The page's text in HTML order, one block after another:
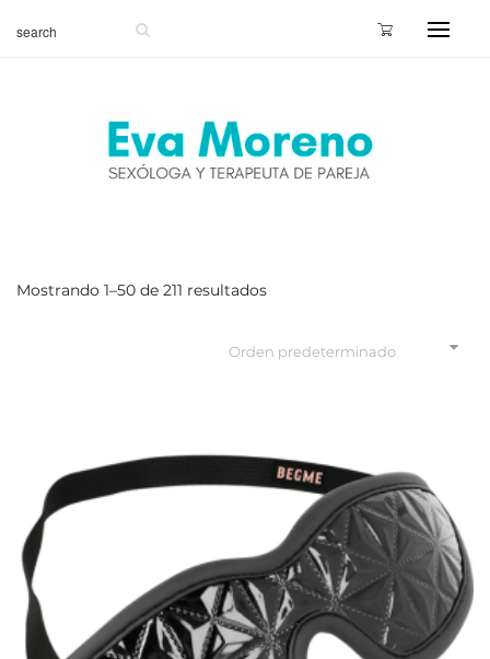
Mostrando 1–50 de 211 resultados